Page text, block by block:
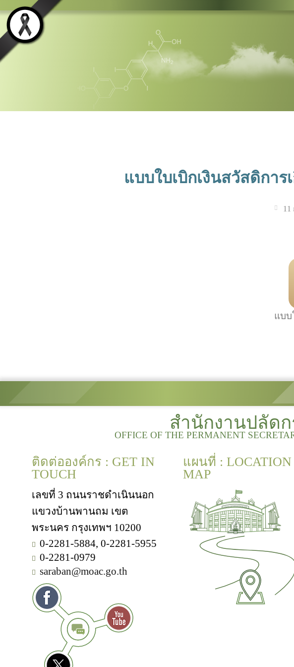
แบบใบเบิกเงินสวัสดิกา
11
แบบ
สำนักงานปลัด
OFFICE OF THE PERMANENT
ติดต่อองค์กร : GET IN
TOUCH
เลขที่ 3 ถนนราชดำเนินนอก
แขวงบ้านพานถม เขต
พระนคร กรุงเทพฯ 10200
0-2281-5884, 0-2281-5955
0-2281-0979
saraban@moac.go.th
แผนที่ : LOCATION
MAP